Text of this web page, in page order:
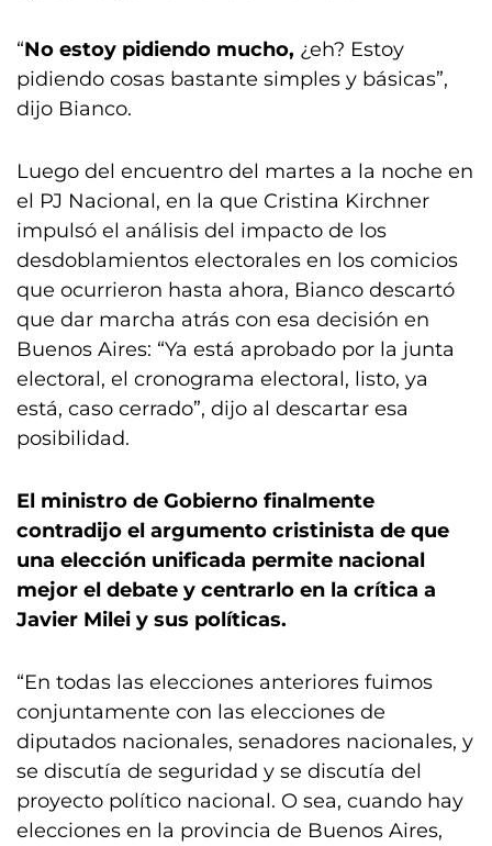
“No estoy pidiendo mucho, ¿eh? Estoy
pidiendo cosas bastante simples y básicas”,
dijo Bianco.
Luego del encuentro del martes a la noche en
el PJ Nacional, en la que Cristina Kirchner
impulsó el análisis del impacto de los
desdoblamientos electorales en los comicios
que ocurrieron hasta ahora, Bianco descartó
que dar marcha atrás con esa decisión en
Buenos Aires: “Ya está aprobado por la junta
electoral, el cronograma electoral, listo, ya
está, caso cerrado”, dijo al descartar esa
posibilidad.
El ministro de Gobierno finalmente
contradijo el argumento cristinista de que
una elección unificada permite nacional
mejor el debate y centrarlo en la crítica a
Javier Milei y sus políticas.
“En todas las elecciones anteriores fuimos
conjuntamente con las elecciones de
diputados nacionales, senadores nacionales, y
se discutía de seguridad y se discutía del
proyecto político nacional. O sea, cuando hay
elecciones en la provincia de Buenos Aires,